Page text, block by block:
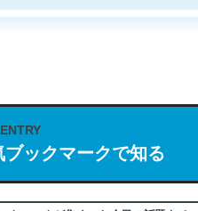
ブックマークで知る